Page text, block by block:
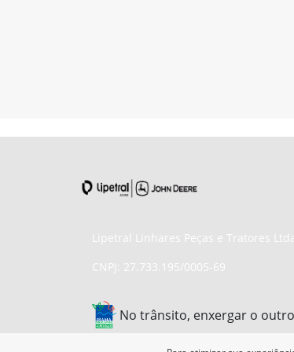
Lipetral Linhares Peças e Tratores Ltda
CNPJ: 27.733.195/0005-69
No trânsito, enxergar o